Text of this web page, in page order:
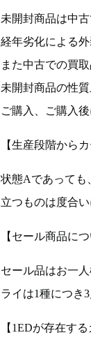
未開封商品は中
経年劣化による
また中古での買
未開封商品の性
ご購入、ご購入
【生産段階から
状態Aであっても
立つものは度合
【セール商品につ
セール品はお一
ライは1種につき
【1EDが存在す